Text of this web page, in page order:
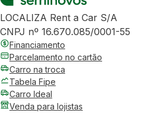
LOCALIZA Rent a Car S/A
CNPJ nº 16.670.085/0001-55
Financiamento
Parcelamento no cartão
Carro na troca
Tabela Fipe
Carro Ideal
Venda para lojistas